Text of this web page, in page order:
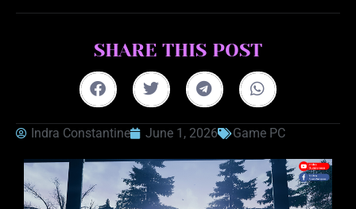
SHARE THIS POST
Indra Constantine June 1, 2026 Game PC